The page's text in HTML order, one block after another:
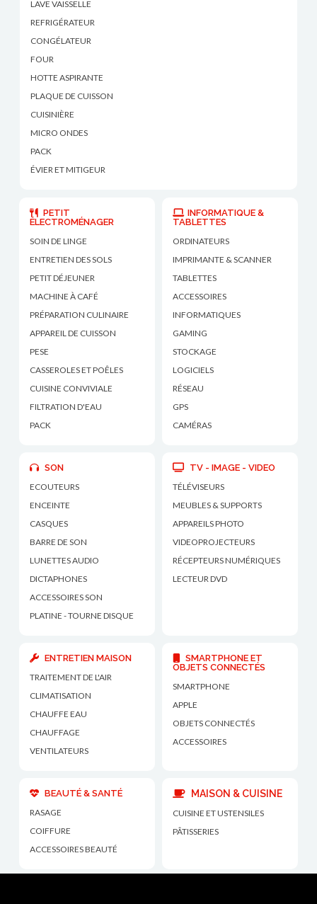
LAVE VAISSELLE
REFRIGÉRATEUR
CONGÉLATEUR
FOUR
HOTTE ASPIRANTE
PLAQUE DE CUISSON
CUISINIÈRE
MICRO ONDES
PACK
ÉVIER ET MITIGEUR
PETIT
ÉLECTROMÉNAGER
SOIN DE LINGE
ENTRETIEN DES SOLS
PETIT DÉJEUNER
MACHINE À CAFÉ
PRÉPARATION CULINAIRE
APPAREIL DE CUISSON
PESE
CASSEROLES ET POÊLES
CUISINE CONVIVIALE
FILTRATION D'EAU
PACK
INFORMATIQUE &
TABLETTES
ORDINATEURS
IMPRIMANTE & SCANNER
TABLETTES
ACCESSOIRES
INFORMATIQUES
GAMING
STOCKAGE
LOGICIELS
RÉSEAU
GPS
CAMÉRAS
SON
ECOUTEURS
ENCEINTE
CASQUES
BARRE DE SON
LUNETTES AUDIO
DICTAPHONES
ACCESSOIRES SON
PLATINE - TOURNE DISQUE
TV - IMAGE - VIDEO
TÉLÉVISEURS
MEUBLES & SUPPORTS
APPAREILS PHOTO
VIDEOPROJECTEURS
RÉCEPTEURS NUMÉRIQUES
LECTEUR DVD
ENTRETIEN MAISON
TRAITEMENT DE L'AIR
CLIMATISATION
CHAUFFE EAU
CHAUFFAGE
VENTILATEURS
SMARTPHONE ET
OBJETS CONNECTÉS
SMARTPHONE
APPLE
OBJETS CONNECTÉS
ACCESSOIRES
BEAUTÉ & SANTÉ
RASAGE
COIFFURE
ACCESSOIRES BEAUTÉ
MAISON & CUISINE
CUISINE ET USTENSILES
PÂTISSERIES